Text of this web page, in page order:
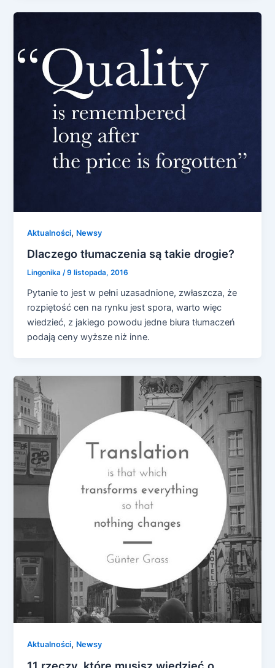
Aktualności, Newsy
Dlaczego tłumaczenia są takie drogie?
Lingonika/9 listopada, 2016
Pytanie to jest w pełni uzasadnione, zwłaszcza, że
rozpiętość cen na rynku jest spora, warto więc
wiedzieć, z jakiego powodu jedne biura tłumaczeń
podają ceny wyższe niż inne.
Aktualności, Newsy